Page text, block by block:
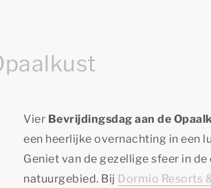
Vier Bevrijdingsdag aan de
een heerlijke overnachting in een
Geniet van de gezellige sfeer in
natuurgebied. Bij Dormio Resorts